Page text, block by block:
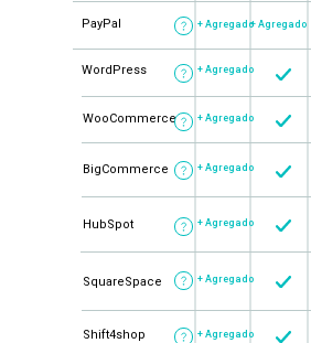
PayPal
WordPress
WooCommerce
BigCommerce
HubSpot
SquareSpace
Shift4shop
+ Agregado
+ Agregado
+ Agregado
+ Agregado
+ Agregado
+ Agregado
+ Agregado
+ Agregado